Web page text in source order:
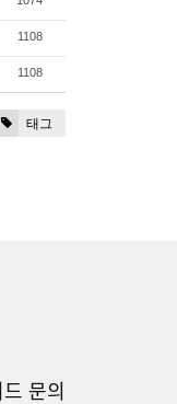
1108
1108
태그
문의